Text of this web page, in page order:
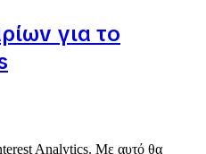
για το
Analytics. Με αυτό θα